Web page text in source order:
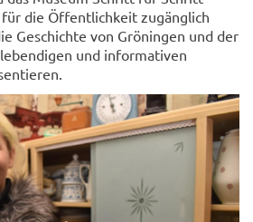
die Öffentlichkeit zugänglich
Geschichte von Gröningen und der
und informativen